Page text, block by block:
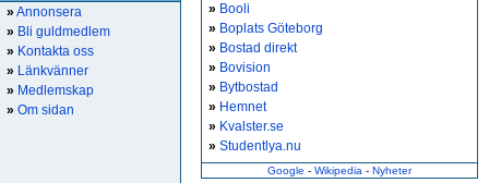
» Annonsera
» Bli guldmedlem
» Kontakta oss
» Länkvänner
» Medlemskap
» Om sidan
» Booli
» Boplats Göteborg
» Bostad direkt
» Bovision
» Bytbostad
» Hemnet
» Kvalster.se
» Studentlya.nu
Google - Wikipedia - Nyheter